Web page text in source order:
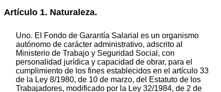
Artículo 1. Naturaleza.
Uno. El Fondo de Garantía Salarial es un organismo
autónomo de carácter administrativo, adscrito al
Ministerio de Trabajo y Seguridad Social, con
personalidad jurídica y capacidad de obrar, para el
cumplimiento de los fines establecidos en el artículo 33
de la Ley 8/1980, de 10 de marzo, del Estatuto de los
Trabajadores, modificado por la Ley 32/1984, de 2 de